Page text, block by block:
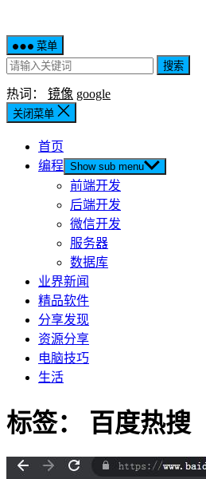
菜单
搜索
热词： 镜像 google
关闭菜单
首页
编程 Show sub menu
前端开发
后端开发
微信开发
服务器
数据库
业界新闻
精品软件
分享发现
资源分享
电脑技巧
生活
标签： 百度热搜